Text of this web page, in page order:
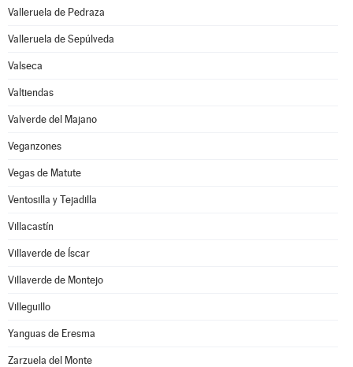
Valleruela de Pedraza
Valleruela de Sepúlveda
Valseca
Valtiendas
Valverde del Majano
Veganzones
Vegas de Matute
Ventosilla y Tejadilla
Villacastín
Villaverde de Íscar
Villaverde de Montejo
Villeguillo
Yanguas de Eresma
Zarzuela del Monte